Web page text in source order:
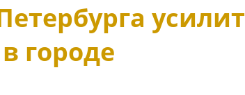
усилит
городе